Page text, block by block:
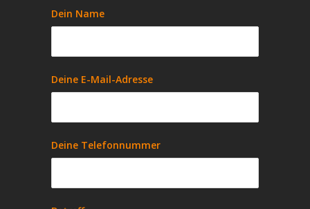
Dein Name
Deine E-Mail-Adresse
Deine Telefonnummer